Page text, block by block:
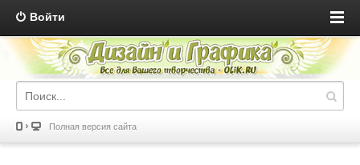
Войти
Полная версия сайта